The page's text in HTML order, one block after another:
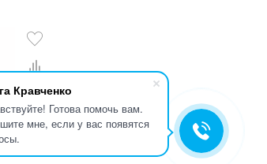
Кравченко
Готова помочь вам.
мне, если у вас появятся